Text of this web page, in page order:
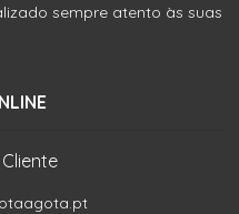
sempre atento às suas